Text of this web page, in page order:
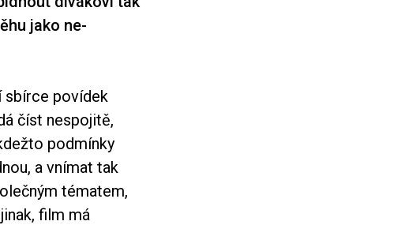
jako ne-
sbírce povídek
číst nespojitě,
podmínky
a vnímat tak
tématem,
film má